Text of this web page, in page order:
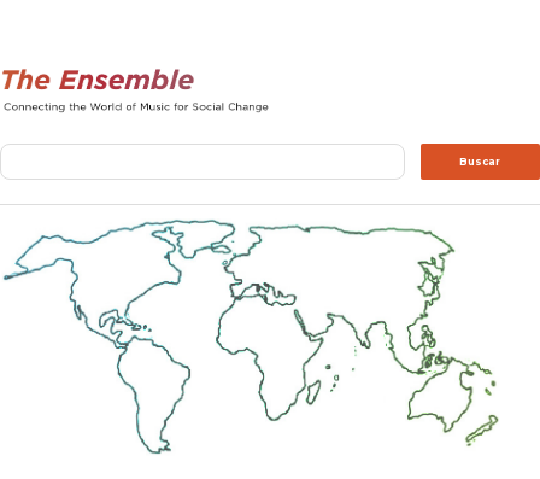
Buscar Buscar